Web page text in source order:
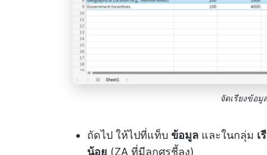
จัดเรียงข้อ
ถัดไป ให้ไปที่แท็บ ข้อมูล และในกลุ่ม เ
น้อย (ZA ที่มีลูกศรชี้ลง)